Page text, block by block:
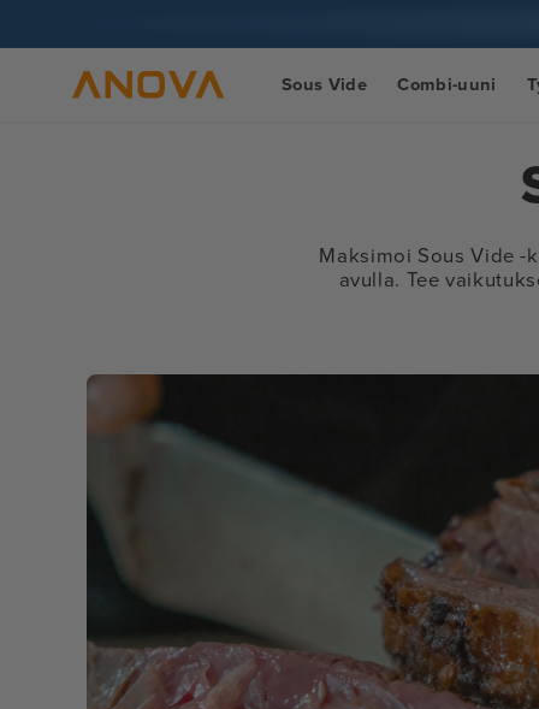
Sous Vide Combi-uuni
Maksimoi Sous Vide
avulla. Tee